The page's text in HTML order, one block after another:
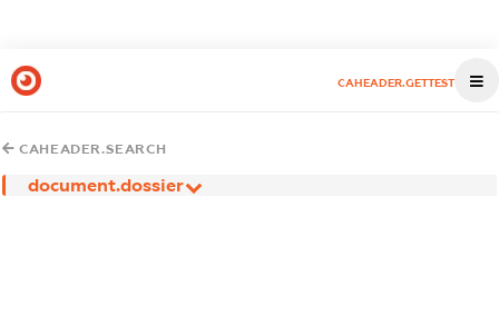
CAHEADER.GETTEST
CAHEADER.SEARCH
document.dossier